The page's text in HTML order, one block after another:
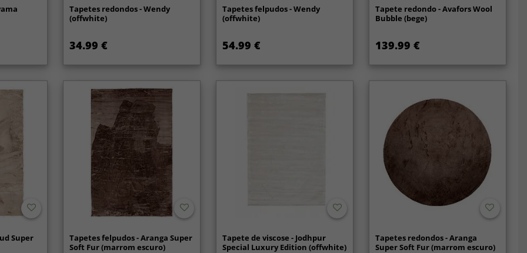
Tapetes redondos - Wendy
(offwhite)
34.99 €
Tapetes felpudos - Wendy
(offwhite)
54.99 €
Tapete redondo - Avafors Wool
Bubble (bege)
139.99 €
Super
Tapetes felpudos - Aranga Super
Soft Fur (marrom escuro)
Tapete de viscose - Jodhpur
Special Luxury Edition (offwhite)
Tapetes redondos - Aranga
Super Soft Fur (marrom escuro)